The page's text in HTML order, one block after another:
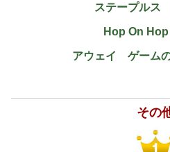
ステープルス
Hop On
アウェイ ゲーム
その